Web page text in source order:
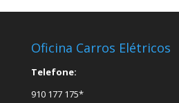
Oficina Carros Elétricos
Telefone:
910 177 175*